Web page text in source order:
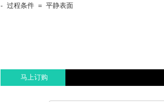
- 过程条件 = 平静表面
马上订购